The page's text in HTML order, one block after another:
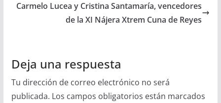
Carmelo Lucea y Cristina Santamaría, vencedores
de la XI Nájera Xtrem Cuna de Reyes
Deja una respuesta
Tu dirección de correo electrónico no será
publicada. Los campos obligatorios están marcados